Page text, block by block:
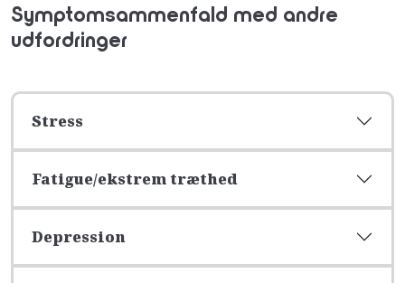
Symptomsammenfald med andre
udfordringer
Stress
Fatigue/ekstrem træthed
Depression